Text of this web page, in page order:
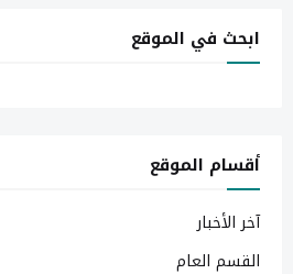
ابحث في الموقع
أقسام الموقع
آخر الأخبار
القسم العام